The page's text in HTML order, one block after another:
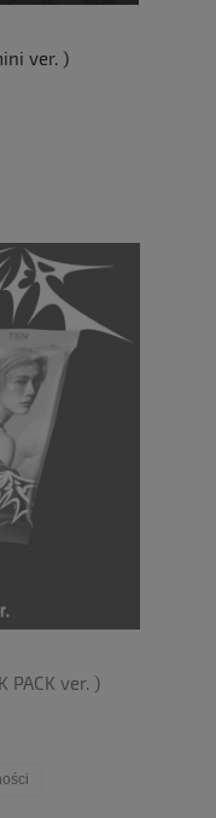
ver. )
PACK ver. )